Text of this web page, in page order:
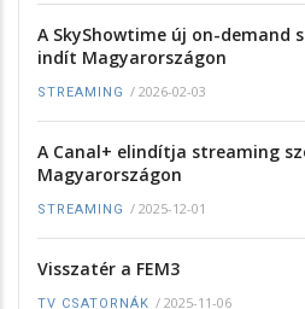
A SkyShowtime új on-demand
indít Magyarországon
STREAMING / 2026-02-03
A Canal+ elindítja streaming
Magyarországon
STREAMING / 2025-12-01
Visszatér a FEM3
TV CSATORNÁK / 2025-11-06